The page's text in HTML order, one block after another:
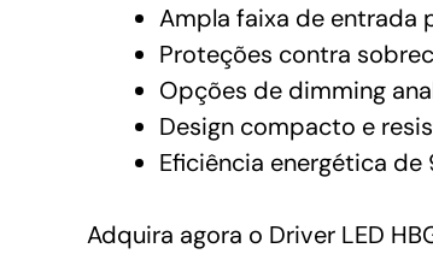
Ampla faixa de entrada
Proteções contra
Opções de dimming
Design compacto e
Eficiência energética
Adquira agora o Driver LED